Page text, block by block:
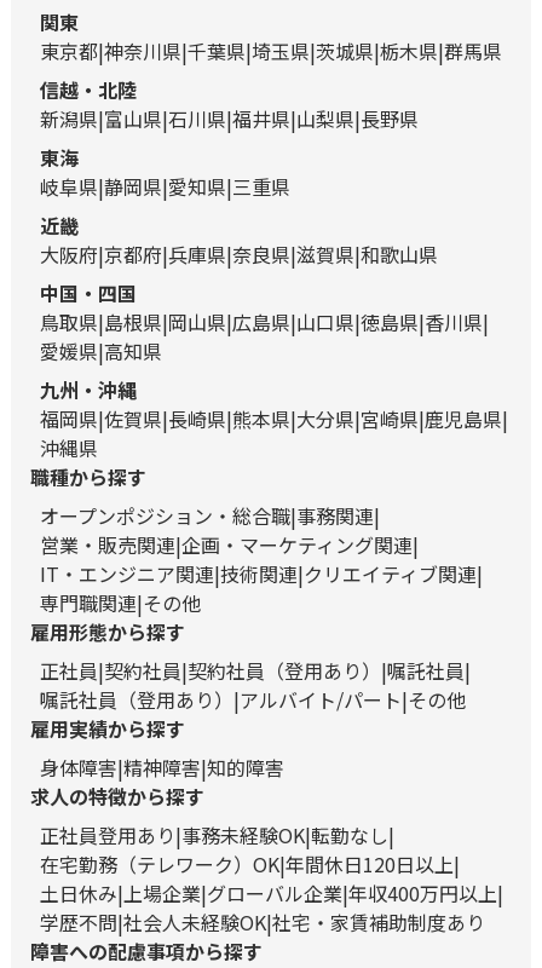
関東
東京都 神奈川県 千葉県 埼玉県 茨城県 栃木県 群馬県
信越・北陸
新潟県 富山県 石川県 福井県 山梨県 長野県
東海
岐阜県 静岡県 愛知県 三重県
近畿
大阪府 京都府 兵庫県 奈良県 滋賀県 和歌山県
中国・四国
鳥取県 島根県 岡山県 広島県 山口県 徳島県 香川県
愛媛県 高知県
九州・沖縄
福岡県 佐賀県 長崎県 熊本県 大分県 宮崎県 鹿児島県
沖縄県
職種から探す
オープンポジション・総合職 事務関連
営業・販売関連 企画・マーケティング関連
IT・エンジニア関連 技術関連 クリエイティブ関連
専門職関連 その他
雇用形態から探す
正社員 契約社員 契約社員（登用あり）
嘱託社員
嘱託社員（登用あり）
アルバイト/パート その他
雇用実績から探す
身体障害 精神障害 知的障害
求人の特徴から探す
正社員登用あり 事務未経験OK 転勤なし
在宅勤務（テレワーク）OK 年間休日120日以上
土日休み 上場企業 グローバル企業 年収400万円以上
学歴不問 社会人未経験OK 社宅・家賃補助制度あり
障害への配慮事項から探す